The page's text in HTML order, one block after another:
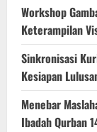
Workshop
Keterampilan
Sinkronisasi
Kesiapan
Menebar
Ibadah Qurban